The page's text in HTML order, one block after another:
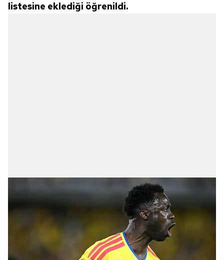
listesine eklediği öğrenildi.